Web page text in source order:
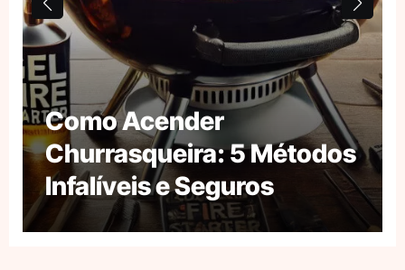
Como Acender
Churrasqueira: 5 Métodos
Infalíveis e Seguros